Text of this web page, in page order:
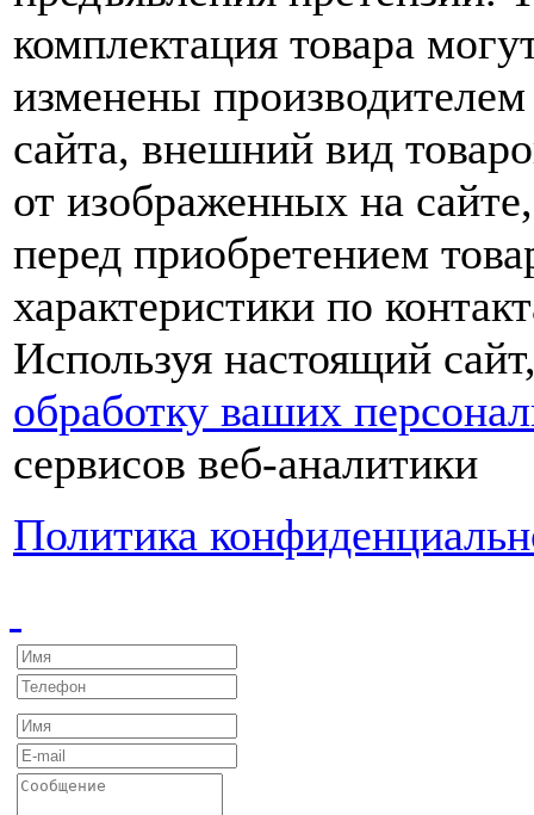
комплектация товара
изменены производителем
сайта, внешний вид
от изображенных на
перед приобретением
характеристики по
Используя настоящий
обработку ваших
сервисов веб-аналитики
Политика